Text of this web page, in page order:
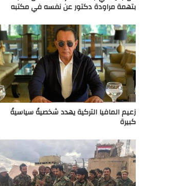
بتهمة مراودة دكتور عن نفسه في مكتبه
زعيم المافيا التركية يهدد شخصيةً سياسيةً
كبيرة